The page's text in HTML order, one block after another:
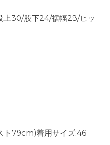
上30/股下24/裾幅28/ヒッ
ト79cm)着用サイズ:46